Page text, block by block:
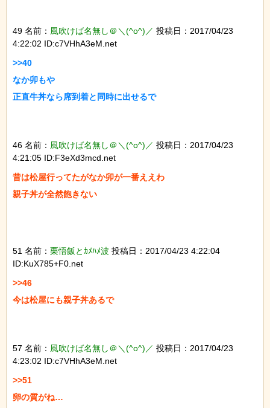
49 名前： 風吹けば名無し＠＼(^o^)／ 投稿日：2017/04/23
4:22:02 ID:c7VHhA3eM.net
>>40
なか卯もや
正直牛丼なら席到着と同時に出せるで
46 名前： 風吹けば名無し＠＼(^o^)／ 投稿日：2017/04/23
4:21:05 ID:F3eXd3mcd.net
昔は松屋行ってたがなか卯が一番ええわ
親子丼が全然飽きない
51 名前： 栗悟飯とｶﾒﾊﾒ波 投稿日：2017/04/23 4:22:04
ID:KuX785+F0.net
>>46
今は松屋にも親子丼あるで
57 名前： 風吹けば名無し＠＼(^o^)／ 投稿日：2017/04/23
4:23:02 ID:c7VHhA3eM.net
>>51
卵の質がね…